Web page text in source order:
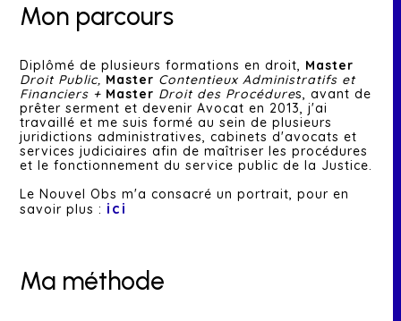
Mon parcours
Diplômé de plusieurs formations en droit, Master
Droit Public, Master Contentieux Administratifs et
Financiers + Master Droit des Procédures, avant de
prêter serment et devenir Avocat en 2013, j'ai
travaillé et me suis formé au sein de plusieurs
juridictions administratives, cabinets d'avocats et
services judiciaires afin de maîtriser les procédures
et le fonctionnement du service public de la Justice.
Le Nouvel Obs m'a consacré un portrait, pour en
savoir plus : ici
Ma méthode